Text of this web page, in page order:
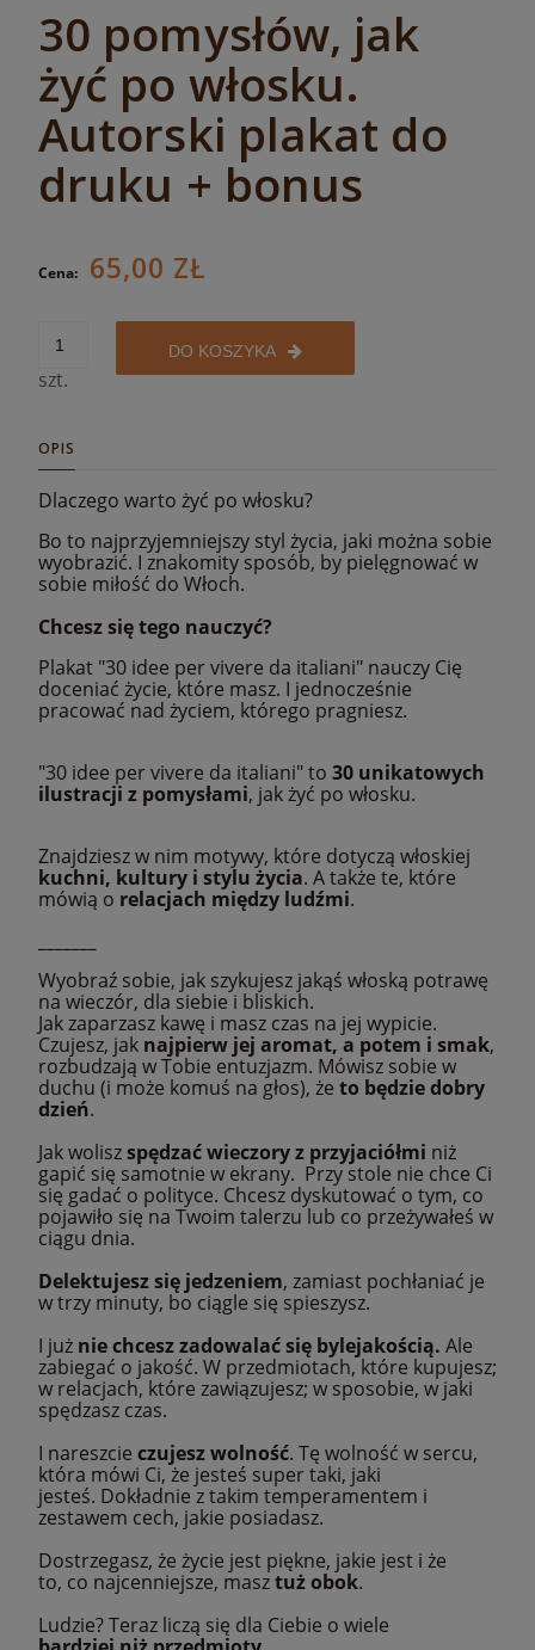
30 pomysłów, jak
żyć po włosku.
Autorski plakat do
druku + bonus
Cena: 65,00 ZŁ
szt.
DO KOSZYKA
OPIS
Dlaczego warto żyć po włosku?
Bo to najprzyjemniejszy styl życia, jaki można sobie
wyobrazić. I znakomity sposób, by pielęgnować w
sobie miłość do Włoch.
Chcesz się tego nauczyć?
Plakat "30 idee per vivere da italiani" nauczy Cię
doceniać życie, które masz. I jednocześnie
pracować nad życiem, którego pragniesz.
"30 idee per vivere da italiani" to 30 unikatowych
ilustracji z pomysłami, jak żyć po włosku.
Znajdziesz w nim motywy, które dotyczą włoskiej
kuchni, kultury i stylu życia. A także te, które
mówią o relacjach między ludźmi.
Wyobraź sobie, jak szykujesz jakąś włoską potrawę
na wieczór, dla siebie i bliskich.
Jak zaparzasz kawę i masz czas na jej wypicie.
Czujesz, jak najpierw jej aromat, a potem i smak,
rozbudzają w Tobie entuzjazm. Mówisz sobie w
duchu (i może komuś na głos), że to będzie dobry
dzień.
Jak woliszspędzać wieczory z przyjaciółmi niż
gapić się samotnie w ekrany. Przy stole nie chce Ci
się gadać o polityce. Chcesz dyskutować o tym, co
pojawiło się na Twoim talerzu lub co przeżywałeś w
ciągu dnia.
Delektujesz się jedzeniem, zamiast pochłaniać je
w trzy minuty, bo ciągle się spieszysz.
I już nie chcesz zadowalać się bylejakością. Ale
zabiegać o jakość. W przedmiotach, które kupujesz;
w relacjach, które zawiązujesz; w sposobie, w jaki
spędzasz czas.
I nareszcie czujeszwolność. Tę wolność w sercu,
która mówi Ci, że jesteś super taki, jaki
jesteś. Dokładnie z takim temperamentem i
zestawem cech, jakie posiadasz.
Dostrzegasz, że życie jest piękne, jakie jest i że
to, co najcenniejsze, masztuż obok.
Ludzie? Teraz liczą się dla Ciebie o wiele